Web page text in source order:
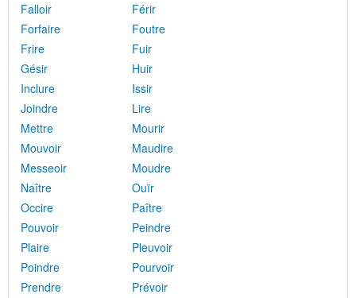
Falloir
Férir
Forfaire
Foutre
Frire
Fuir
Gésir
Huir
Inclure
Issir
Joindre
Lire
Mettre
Mourir
Mouvoir
Maudire
Messeoir
Moudre
Naître
Ouïr
Occire
Paître
Pouvoir
Peindre
Plaire
Pleuvoir
Poindre
Pourvoir
Prendre
Prévoir